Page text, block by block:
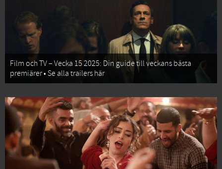
Film och TV – Vecka 15 2025: Din guide till veckans bästa
premiärer • Se alla trailers här